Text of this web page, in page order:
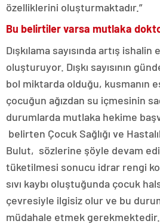
özelliklerini oluşturmaktadır.”
Bu belirtiler varsa mutlaka
Dışkılama sayısında artış
oluşturuyor. Dışkı sayısının
bol miktarda olduğu, kusmanın
çocuğun ağızdan su içmesinin
durumlarda mutlaka hekime
belirten Çocuk Sağlığı ve
Bulut, sözlerine şöyle devam
tüketilmesi sonucu idrar rengi
sıvı kaybı oluştuğunda çocuk
çevresiyle ilgisiz olur ve bu
müdahale etmek